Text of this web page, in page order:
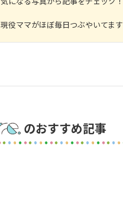
現役ママがほぼ毎日つぶやいてます
のおすすめ記事